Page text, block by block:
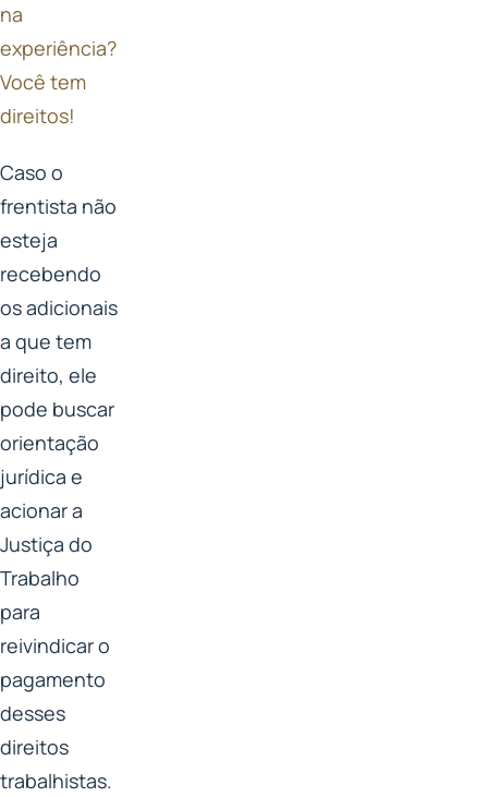
na
experiência?
Você tem
direitos!
Caso o
frentista não
esteja
recebendo
os adicionais
a que tem
direito, ele
pode buscar
orientação
jurídica e
acionar a
Justiça do
Trabalho
para
reivindicar o
pagamento
desses
direitos
trabalhistas.